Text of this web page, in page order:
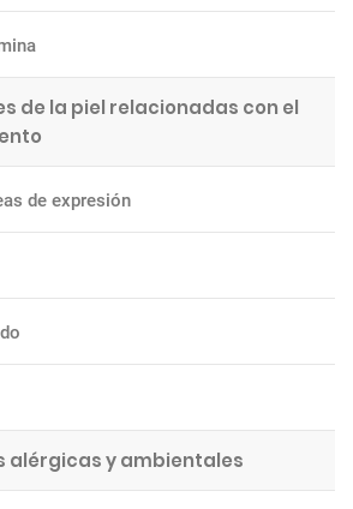
de la piel relacionadas con el
de expresión
alérgicas y ambientales